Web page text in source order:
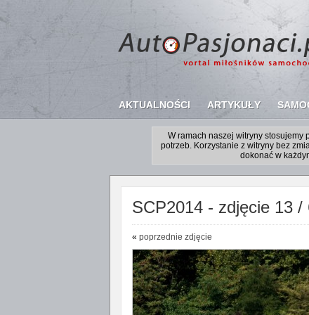
AKTUALNOŚCI ARTYKUŁY
W ramach naszej witryny stosujemy
potrzeb. Korzystanie z witryny bez
dokonać w
SCP2014 - zdjęcie 13 /
« poprzednie zdjęcie